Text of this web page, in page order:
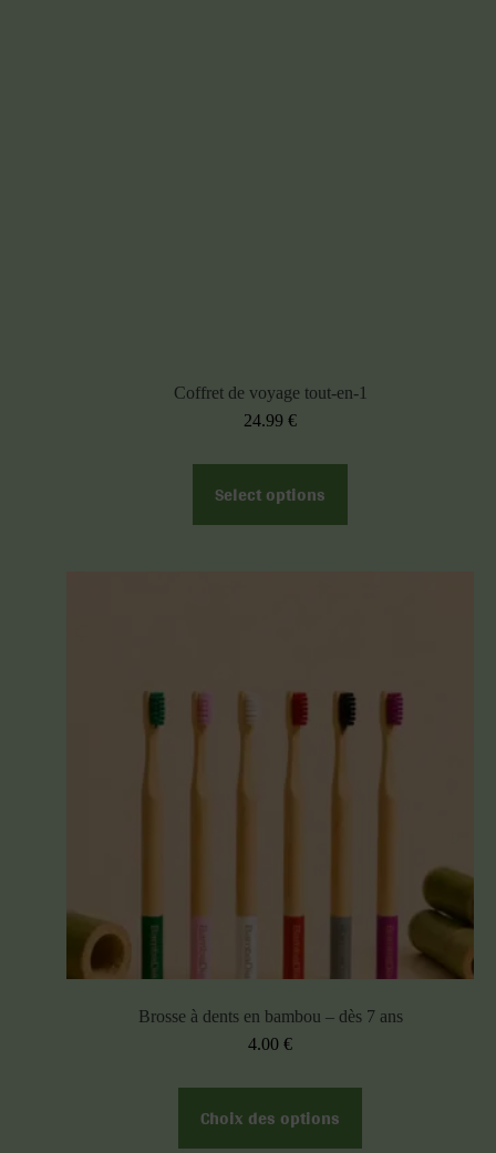
Coffret de voyage tout-en-1
24.99 €
Select options
Brosse à dents en bambou – dès 7 ans
4.00 €
Choix des options